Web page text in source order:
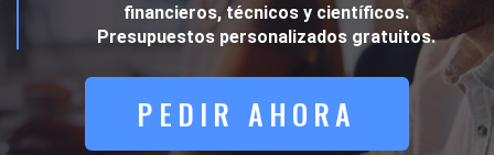
financieros, técnicos y científicos.
Presupuestos personalizados gratuitos.
PEDIR AHORA